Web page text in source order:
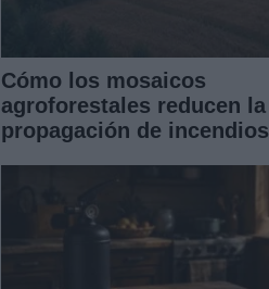
Cómo los mosaicos
agroforestales reducen la
propagación de incendios